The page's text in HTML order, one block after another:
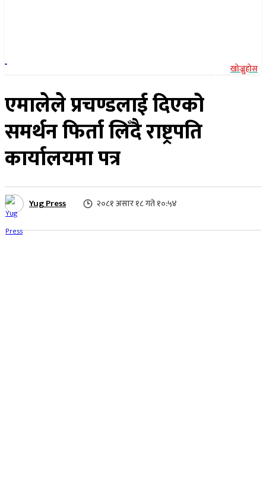
खोज्नुहोस
एमालेले प्रचण्डलाई दिएको
समर्थन फिर्ता लिँदै राष्ट्रपति
कार्यालयमा पत्र
Yug Press २०८१ असार १८ गते १०:५४